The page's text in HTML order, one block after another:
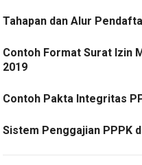
Tahapan dan Alur
Contoh Format Surat Izin
2019
Contoh Pakta Integritas
Sistem Penggajian PPPK